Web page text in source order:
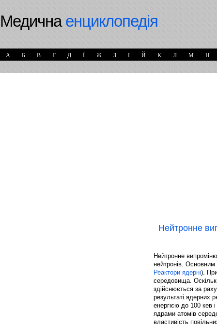
Медичнаенциклопедія
А Б В Г Д Ї Ж З І Й К Л М Н
Нейтронне
Нейтронне
нейтронів. Основним
Реактори ядерні).
середовища.
здійснюється за
результаті ядерних
енергією до 100 кев
ядрами атомів
властивість